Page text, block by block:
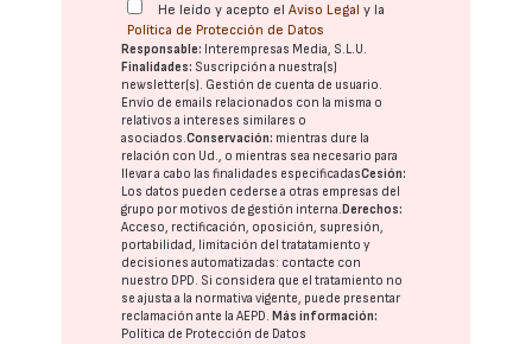
He leído y acepto elAviso Legal y la
Política de Protección de Datos
Responsable: Interempresas Media, S.L.U.
Finalidades: Suscripción a nuestra(s)
newsletter(s). Gestión de cuenta de usuario.
Envío de emails relacionados con la misma o
relativos a intereses similares o
asociados.Conservación: mientras dure la
relación con Ud., o mientras sea necesario para
llevar a cabo las finalidades especificadasCesión:
Los datos pueden cederse a otras empresas del
grupo por motivos de gestión interna. Derechos:
Acceso, rectificación, oposición, supresión,
portabilidad, limitación del tratatamiento y
decisiones automatizadas: contacte con
nuestro DPD. Si considera que el tratamiento no
se ajusta a la normativa vigente, puede presentar
reclamación ante laAEPD. Más información:
Política de Protección de Datos